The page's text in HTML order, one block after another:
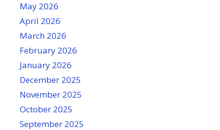
May 2026
April 2026
March 2026
February 2026
January 2026
December 2025
November 2025
October 2025
September 2025